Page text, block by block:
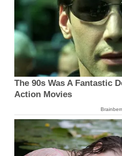
The 90s Was A Fantastic
Action Movies